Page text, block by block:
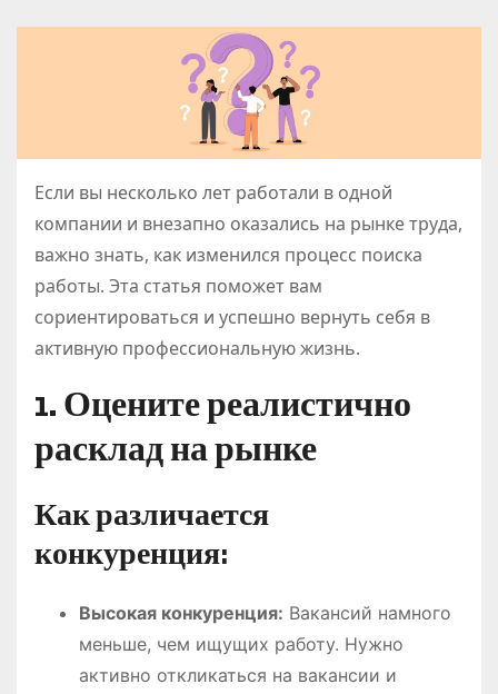
Если вы несколько лет работали в одной
компании и внезапно оказались на рынке труда,
важно знать, как изменился процесс поиска
работы. Эта статья поможет вам
сориентироваться и успешно вернуть себя в
активную профессиональную жизнь.
1. Оцените реалистично
расклад на рынке
Как различается
конкуренция:
Высокая конкуренция: Вакансий намного
меньше, чем ищущих работу. Нужно
активно откликаться на вакансии и